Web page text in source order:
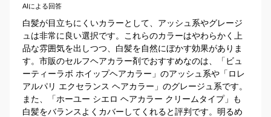
AIによる回答
白髪が目立ちにくいカラーとして、アッシュ系やグレージ
ュは非常に良い選択です。これらのカラーはやわらかく上
品な雰囲気を出しつつ、白髪を自然にぼかす効果がありま
す。市販のセルフヘアカラー剤でおすすめなのは、「ビュ
ーティーラボ ホイップヘアカラー」のアッシュ系や「ロレ
アルパリ エクセランス ヘアカラー」のグレージュ系です。
また、「ホーユー シエロ ヘアカラー クリームタイプ」も
白髪をバランスよくカバーしてくれると評判です。明るめ